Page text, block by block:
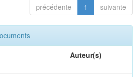
précédente 1 suivante
Auteur(s)